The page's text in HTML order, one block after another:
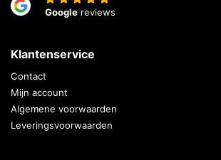
Google reviews
Klantenservice
Contact
Mijn account
Algemene voorwaarden
Leveringsvoorwaarden